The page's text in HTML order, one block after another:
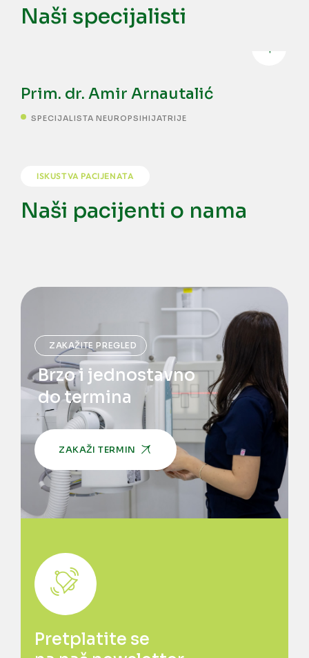
Naši specijalisti
SPECIJALISTA NEUROPSIHIJATRIJE
Prim. dr. Amir Arnautalić
ISKUSTVA PACIJENATA
Naši pacijenti o nama
ZAKAŽITE PREGLED
Brzo i jednostavno
do termina
ZAKAŽI TERMIN
Pretplatite se